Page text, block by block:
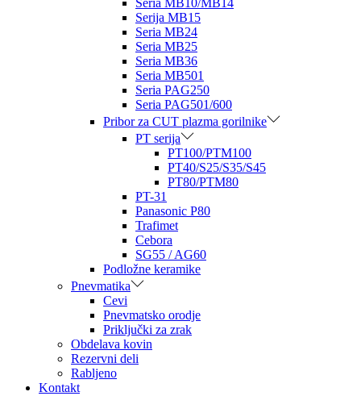
Seria MB10/MB14
Serija MB15
Seria MB24
Seria MB25
Seria MB36
Seria MB501
Seria PAG250
Seria PAG501/600
Pribor za CUT plazma gorilnike
PT serija
PT100/PTM100
PT40/S25/S35/S45
PT80/PTM80
PT-31
Panasonic P80
Trafimet
Cebora
SG55 / AG60
Podložne keramike
Pnevmatika
Cevi
Pnevmatsko orodje
Priključki za zrak
Obdelava kovin
Rezervni deli
Rabljeno
Kontakt